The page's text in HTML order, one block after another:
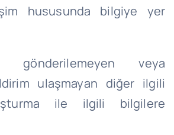
hususunda bilgiye yer
veya
ulaşmayan diğer ilgili
ile ilgili bilgilere